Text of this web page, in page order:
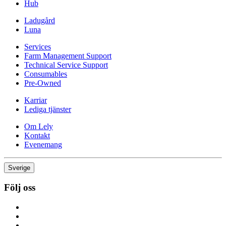
Hub
Ladugård
Luna
Services
Farm Management Support
Technical Service Support
Consumables
Pre-Owned
Karriar
Lediga tjänster
Om Lely
Kontakt
Evenemang
Sverige
Följ oss